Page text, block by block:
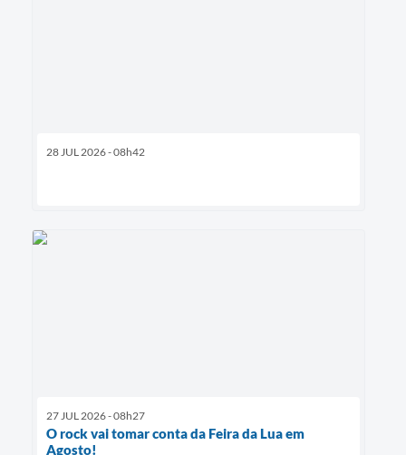
28 JUL 2026 - 08h42
27 JUL 2026 - 08h27
O rock vai tomar conta da Feira da Lua em
Agosto!